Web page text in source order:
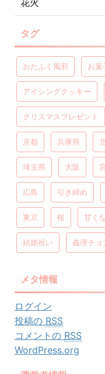
花火
タグ
おたふく風邪 お菓
アイシングクッキー
クリスマスプレゼント
京都 兵庫県
埼玉県 大阪
広島 引き締め
東京 桜 甘く
結婚祝い 義理チョ
メタ情報
ログイン
投稿の RSS
コメントの RSS
WordPress.org